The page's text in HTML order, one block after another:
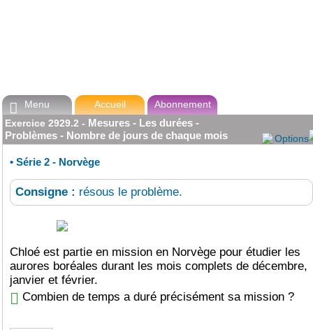
 Menu Accueil
Abonnement
Exercice 2929.2 - Mesures - Les durées -
Problèmes - Nombre de jours de chaque mois
Options
• Série 2 - Norvège
Consigne : résous le problème.
Chloé est partie en mission en Norvège pour étudier les
aurores boréales durant les mois complets de décembre,
janvier et février.
Combien de temps a duré précisément sa mission ?